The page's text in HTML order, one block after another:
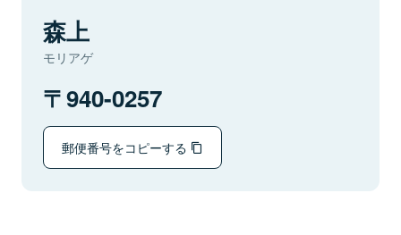
森上
モリアゲ
940-0257
郵便番号をコピーする